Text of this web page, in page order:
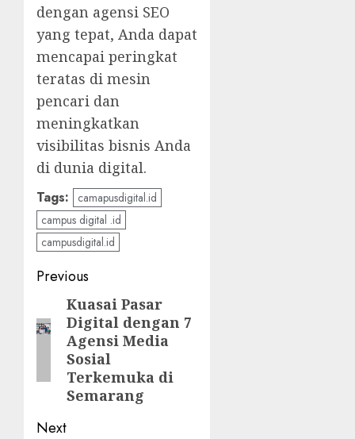
dengan agensi SEO
yang tepat, Anda dapat
mencapai peringkat
teratas di mesin
pencari dan
meningkatkan
visibilitas bisnis Anda
di dunia digital.
Tags:
camapusdigital.id
campus digital .id
campusdigital.id
Post
navigation
Previous
Previous
post:
Kuasai Pasar
Digital dengan 7
Agensi Media
Sosial
Terkemuka di
Semarang
Next